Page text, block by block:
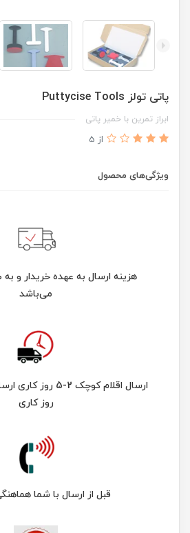
پاتی تولز Puttycise Tools
ابراز تمرین با خمیر پاتی
از 5
ویژگی‌های محصول
هزینه ارسال به عهده خریدار و
می‌باشد
روز کاری
قبل از ارسال با شما